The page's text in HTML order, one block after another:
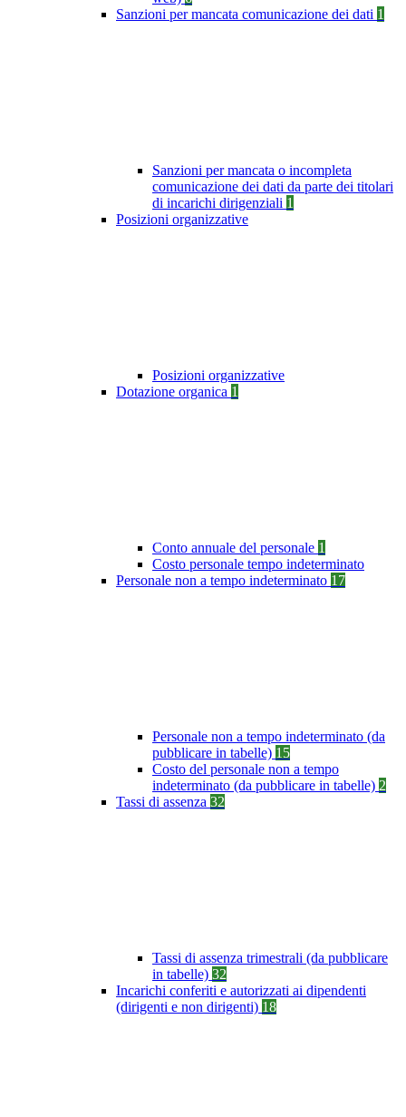
Sanzioni per mancata comunicazione dei dati 1
Sanzioni per mancata o incompleta
comunicazione dei dati da parte dei titolari
di incarichi dirigenziali 1
Posizioni organizzative
Posizioni organizzative
Dotazione organica 1
Conto annuale del personale 1
Costo personale tempo indeterminato
Personale non a tempo indeterminato 17
Personale non a tempo indeterminato (da
pubblicare in tabelle) 15
Costo del personale non a tempo
indeterminato (da pubblicare in tabelle) 2
Tassi di assenza 32
Tassi di assenza trimestrali (da pubblicare
in tabelle) 32
Incarichi conferiti e autorizzati ai dipendenti
(dirigenti e non dirigenti) 18